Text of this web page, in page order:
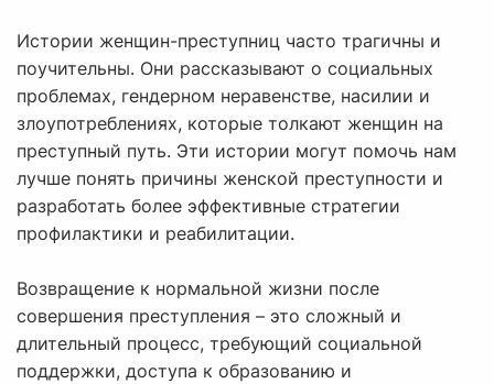
Истории женщин-преступниц часто трагичны и
поучительны. Они рассказывают о социальных
проблемах, гендерном неравенстве, насилии и
злоупотреблениях, которые толкают женщин на
преступный путь. Эти истории могут помочь нам
лучше понять причины женской преступности и
разработать более эффективные стратегии
профилактики и реабилитации.
Возвращение к нормальной жизни после
совершения преступления – это сложный и
длительный процесс, требующий социальной
поддержки, доступа к образованию и